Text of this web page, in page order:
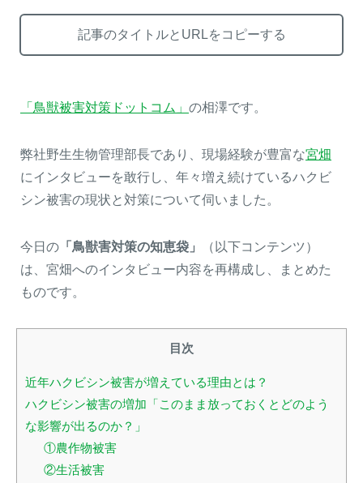
ご相談
お問い合わせ
オンライン
ショップ
記事のタイトルとURLをコピーする
「鳥獣被害対策ドットコム」 の相澤です。
弊社野生生物管理部長であり、現場経験が豊富な宮畑
にインタビューを敢行し、年々増え続けているハクビ
シン被害の現状と対策について伺いました。
今日の 「鳥獣害対策の知恵袋」
（以下コンテンツ）
は、宮畑へのインタビュー内容を再構成し、まとめた
ものです。
目次
近年ハクビシン被害が増えている理由とは？
ハクビシン被害の増加「このまま放っておくとどのよう
な影響が出るのか？」
①農作物被害
②生活被害